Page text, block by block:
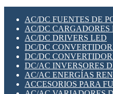
SWITCH Y
TARJETAS PI
UNIÓN Y DERIVACIÓN
PLACAS
SWITCHES Y REDES
SOLUCIONES IOT
SOLUCIONES
SOLUCIONES RED
SEGURIDAD PARA
SWITCHES LAN
TELEFONÍA IP (VOIP)
AC/DC FUENTES DE
AC/DC CARGADORES
AC/DC DRIVERS LED
DC/DC
DC/DC
DC/AC INVERSORES
AC/AC ENERGÍAS
ACCESORIOS PARA